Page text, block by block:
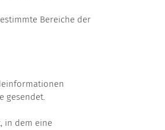
Bereiche der
gesendet.
in dem eine